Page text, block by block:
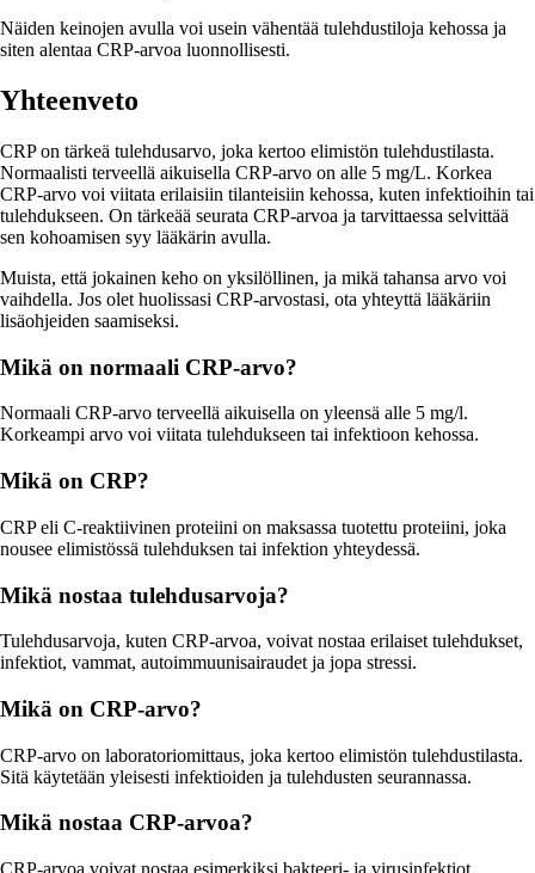
Näiden keinojen avulla voi usein vähentää tulehdustiloja kehossa ja
siten alentaa CRP-arvoa luonnollisesti.
Yhteenveto
CRP on tärkeä tulehdusarvo, joka kertoo elimistön tulehdustilasta.
Normaalisti terveellä aikuisella CRP-arvo on alle 5 mg/L. Korkea
CRP-arvo voi viitata erilaisiin tilanteisiin kehossa, kuten infektioihin tai
tulehdukseen. On tärkeää seurata CRP-arvoa ja tarvittaessa selvittää
sen kohoamisen syy lääkärin avulla.
Muista, että jokainen keho on yksilöllinen, ja mikä tahansa arvo voi
vaihdella. Jos olet huolissasi CRP-arvostasi, ota yhteyttä lääkäriin
lisäohjeiden saamiseksi.
Mikä on normaali CRP-arvo?
Normaali CRP-arvo terveellä aikuisella on yleensä alle 5 mg/l.
Korkeampi arvo voi viitata tulehdukseen tai infektioon kehossa.
Mikä on CRP?
CRP eli C-reaktiivinen proteiini on maksassa tuotettu proteiini, joka
nousee elimistössä tulehduksen tai infektion yhteydessä.
Mikä nostaa tulehdusarvoja?
Tulehdusarvoja, kuten CRP-arvoa, voivat nostaa erilaiset tulehdukset,
infektiot, vammat, autoimmuunisairaudet ja jopa stressi.
Mikä on CRP-arvo?
CRP-arvo on laboratoriomittaus, joka kertoo elimistön tulehdustilasta.
Sitä käytetään yleisesti infektioiden ja tulehdusten seurannassa.
Mikä nostaa CRP-arvoa?